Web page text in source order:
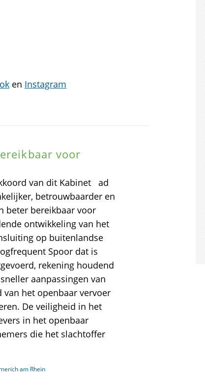
en Instagram
voor
van dit Kabinet ad
betrouwbaarder en
beter bereikbaar voor
ontwikkeling van het
op buitenlandse
Spoor dat is
rekening houdend
aanpassingen van
het openbaar vervoer
De veiligheid in het
in het openbaar
die het slachtoffer
am Rhein